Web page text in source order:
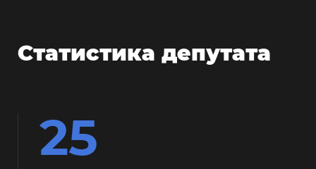
Статистика депутата
25